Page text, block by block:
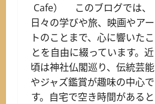
Cafe） このブログでは、
日々の学びや旅、映画やアー
トのことまで、心に響いたこ
とを自由に綴っています。近
頃は神社仏閣巡り、伝統芸能
やジャズ鑑賞が趣味の中心で
す。自宅で空き時間があると